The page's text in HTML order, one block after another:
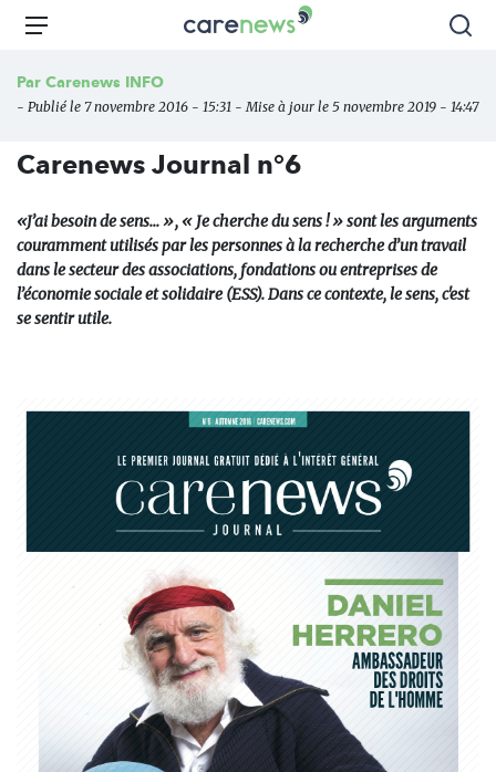
Aller
principal
Carenews,
des
l'engagement
Menu
Par Carenews INFO
- Publié le 7 novembre 2016 - 15:31 - Mise à jour le 5 novembre 2019 - 14:47
Carenews Journal n°6
«J’ai besoin de sens... », « Je cherche du sens ! » sont les arguments
couramment utilisés par les personnes à la recherche d’un travail
dans le secteur des associations, fondations ou entreprises de
l’économie sociale et solidaire (ESS). Dans ce contexte, le sens, c'est
se sentir utile.